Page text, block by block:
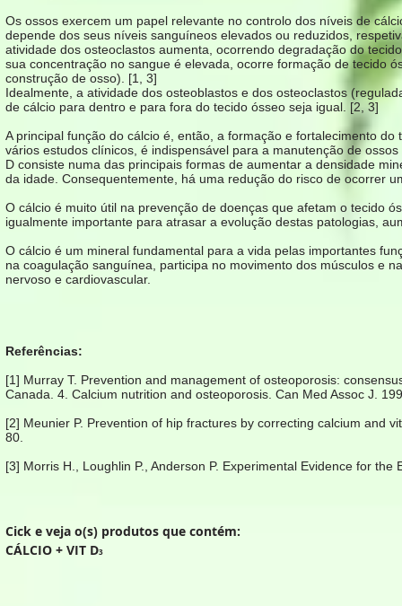
Os ossos exercem um papel relevante no controlo dos níveis de
depende dos seus níveis sanguíneos elevados ou reduzidos,
atividade dos osteoclastos aumenta, ocorrendo degradação do
sua concentração no sangue é elevada, ocorre formação de tecido
construção de osso). [1, 3]
Idealmente, a atividade dos osteoblastos e dos osteoclastos
de cálcio para dentro e para fora do tecido ósseo seja igual. [2, 3]
A principal função do cálcio é, então, a formação e fortalecimento
vários estudos clínicos, é indispensável para a manutenção de
D consiste numa das principais formas de aumentar a densidade
da idade. Consequentemente, há uma redução do risco de ocorrer
O cálcio é muito útil na prevenção de doenças que afetam o tecido
igualmente importante para atrasar a evolução destas patologias,
O cálcio é um mineral fundamental para a vida pelas importantes
na coagulação sanguínea, participa no movimento dos músculos e
nervoso e cardiovascular.
Referências:
[1] Murray T. Prevention and management of osteoporosis:
Canada. 4. Calcium nutrition and osteoporosis. Can Med Assoc J.
[2] Meunier P. Prevention of hip fractures by correcting calcium and
80.
[3] Morris H., Loughlin P., Anderson P. Experimental Evidence for
Cick e veja o(s) produtos que contém:
CÁLCIO + VIT D3